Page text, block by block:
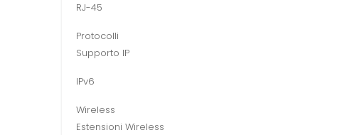
RJ-45
Protocolli
Supporto IP
IPv6
Wireless
Estensioni Wireless